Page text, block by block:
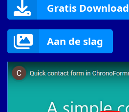
Gratis Download
Aan de slag